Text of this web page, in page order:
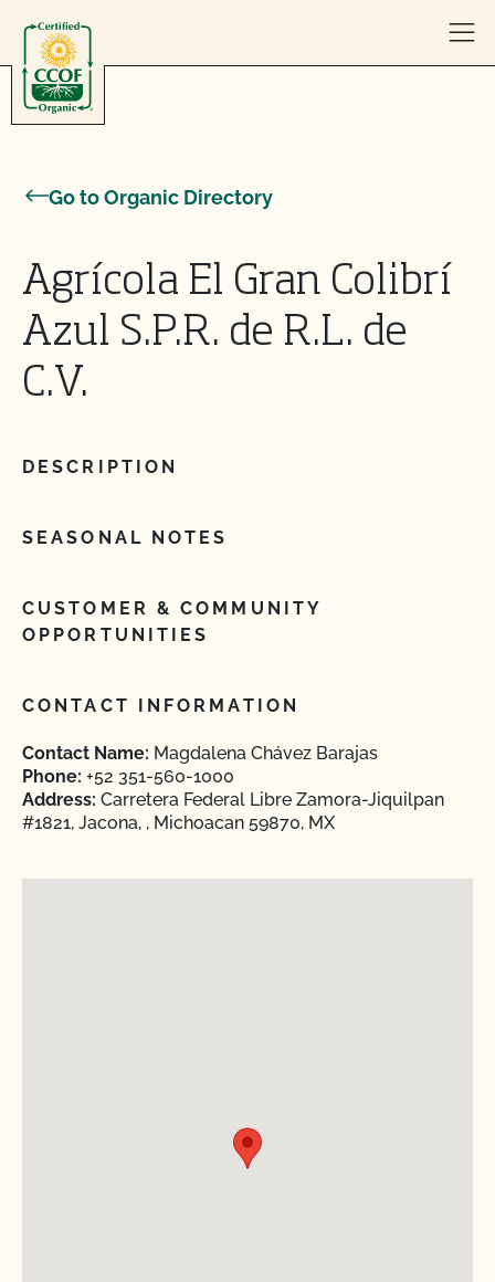
Go to Organic Directory
Agrícola El Gran Colibrí
Azul S.P.R. de R.L. de
C.V.
DESCRIPTION
SEASONAL NOTES
CUSTOMER & COMMUNITY
OPPORTUNITIES
CONTACT INFORMATION
Contact Name: Magdalena Chávez Barajas
Phone: +52 351-560-1000
Address: Carretera Federal Libre Zamora-Jiquilpan
#1821, Jacona, , Michoacan 59870, MX